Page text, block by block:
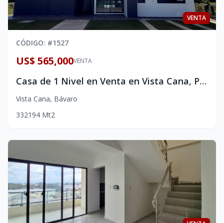
VENTA
CÓDIGO: #1527
VENTA
US$ 565,000
Casa de 1 Nivel en Venta en Vista Cana, Punta Cana | 3 Habitaciones con Piscina Privada y Diseño Minimalista
Vista Cana, Bávaro
332194 Mt2